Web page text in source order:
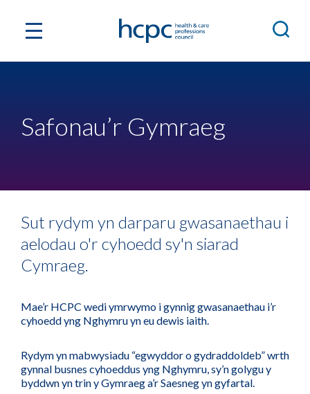
Safonau’r Gymraeg
Sut rydym yn darparu gwasanaethau i
aelodau o'r cyhoedd sy'n siarad
Cymraeg.
Mae’r HCPC wedi ymrwymo i gynnig gwasanaethau i’r
cyhoedd yng Nghymru yn eu dewis iaith.
Rydym yn mabwysiadu “egwyddor o gydraddoldeb” wrth
gynnal busnes cyhoeddus yng Nghymru, sy’n golygu y
byddwn yn trin y Gymraeg a’r Saesneg yn gyfartal.